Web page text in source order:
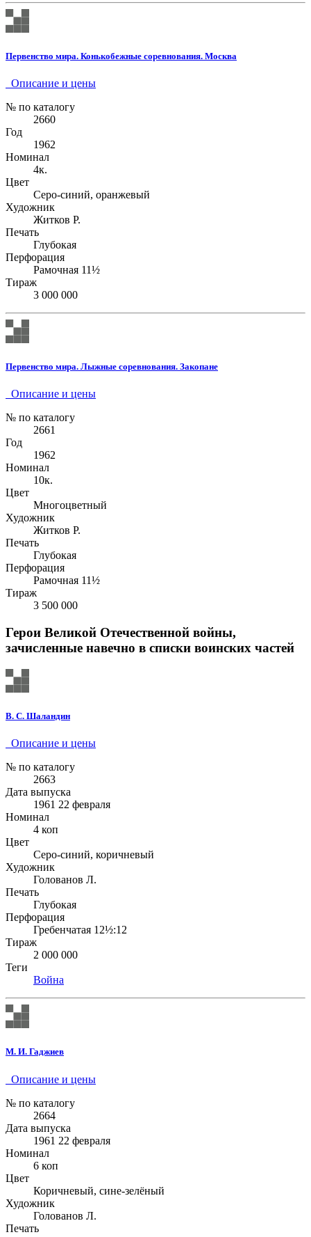
Первенство мира. Конькобежные соревнования. Москва
Описание и цены
№ по каталогу
2660
Год
1962
Номинал
4к.
Цвет
Серо-синий, оранжевый
Художник
Житков Р.
Печать
Глубокая
Перфорация
Рамочная 11½
Тираж
3 000 000
Первенство мира. Лыжные соревнования. Закопане
Описание и цены
№ по каталогу
2661
Год
1962
Номинал
10к.
Цвет
Многоцветный
Художник
Житков Р.
Печать
Глубокая
Перфорация
Рамочная 11½
Тираж
3 500 000
Герои Великой Отечественной войны,
зачисленные навечно в списки воинских частей
В. С. Шаландин
Описание и цены
№ по каталогу
2663
Дата выпуска
1961 22 февраля
Номинал
4 коп
Цвет
Серо-синий, коричневый
Художник
Голованов Л.
Печать
Глубокая
Перфорация
Гребенчатая 12½:12
Тираж
2 000 000
Теги
Война
М. И. Гаджиев
Описание и цены
№ по каталогу
2664
Дата выпуска
1961 22 февраля
Номинал
6 коп
Цвет
Коричневый, сине-зелёный
Художник
Голованов Л.
Печать